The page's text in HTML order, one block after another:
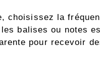
choisissez la
balises ou notes
pour recevoir